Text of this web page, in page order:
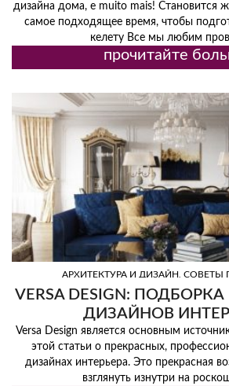
дизайна дома, e muito mais! Становится
самое подходящее время, чтобы
келету Все мы любим
прочитайте
АРХИТЕКТУРА И ДИЗАЙН СОВЕТЫ
VERSA DESIGN:
ДИЗАЙНОВ
Versa Design является основным
этой статьи о прекрасных,
дизайнах интерьера. Это прекрасная
взглянуть изнутри на